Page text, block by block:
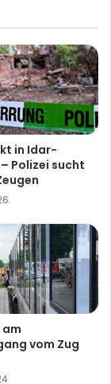
in Idar-
Polizei sucht
am
vom Zug